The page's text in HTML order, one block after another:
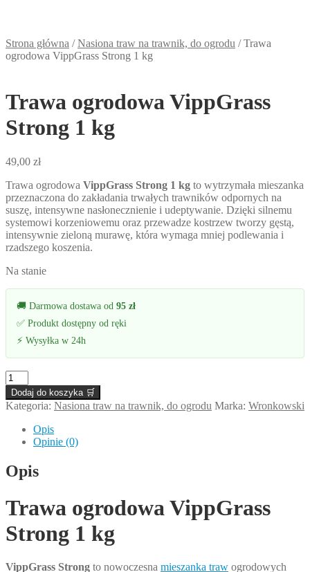
Strona główna /Nasiona traw na trawnik, do ogrodu /Trawa
ogrodowa VippGrass Strong 1 kg
Trawa ogrodowa VippGrass
Strong 1 kg
49,00 zł
Trawa ogrodowa VippGrass Strong 1 kg to wytrzymała mieszanka
przeznaczona do zakładania trwałych trawników odpornych na
suszę, intensywne nasłonecznienie i udeptywanie. Dzięki silnemu
systemowi korzeniowemu oraz przewadze kostrzew tworzy gęstą,
intensywnie zieloną murawę, która wymaga mniej podlewania i
rzadszego koszenia.
Na stanie
🚚 Darmowa dostawa od 95 zł
✅ Produkt dostępny od ręki
⚡ Wysyłka w 24h
ilość
Trawa
ogrodowa
VippGrass
Strong
Dodaj do koszyka 🛒
Kategoria: Nasiona traw na trawnik, do ogrodu Marka: Wronkowski
Opis
Opinie (0)
Opis
Trawa ogrodowa VippGrass
Strong 1 kg
VippGrass Strong to nowoczesna mieszanka traw ogrodowych